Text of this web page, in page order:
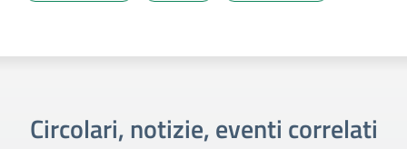
Circolari, notizie, eventi correlati